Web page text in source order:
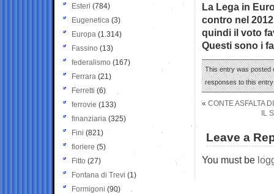
La Lega in
contro nel
quindi il voto
Questi sono i
This entry was posted
responses to this
« CONTE ASFALTA
IL
Leave a
You must be
Esteri (784)
Eugenetica (3)
Europa (1.314)
Fassino (13)
federalismo (167)
Ferrara (21)
Ferretti (6)
ferrovie (133)
finanziaria (325)
Fini (821)
fioriere (5)
Fitto (27)
Fontana di Trevi (1)
Formigoni (90)